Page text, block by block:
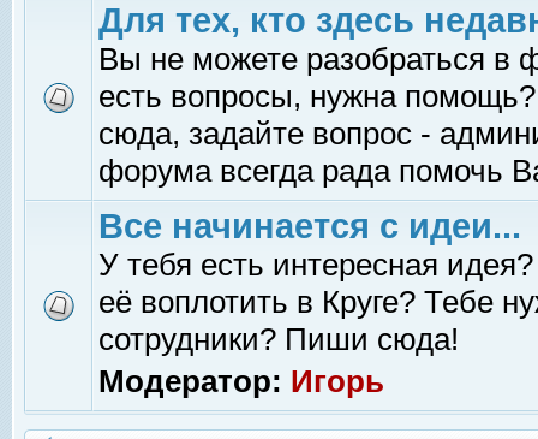
Для тех, кто здесь
Вы не можете разобраться в
есть вопросы, нужна помощь?
сюда, задайте вопрос -
форума всегда рада помочь
Все начинается с идеи...
У тебя есть интересная
её воплотить в Круге? Тебе
сотрудники? Пиши сюда!
Модератор: Игорь